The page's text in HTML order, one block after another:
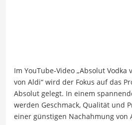
Im YouTube-Video „Absolut Vodka
von Aldi“ wird der Fokus auf das
Absolut gelegt. In einem
werden Geschmack, Qualität und
einer günstigen Nachahmung von